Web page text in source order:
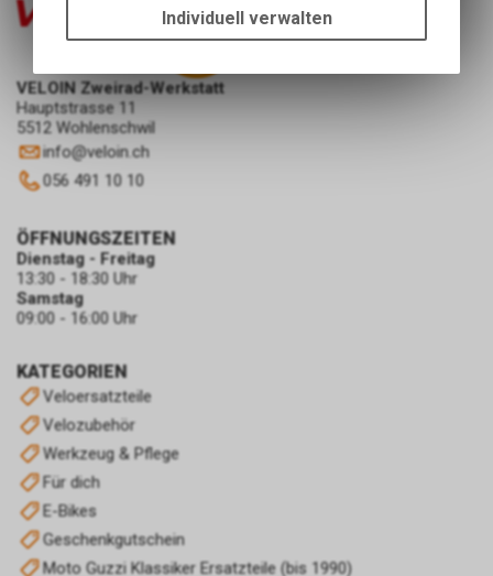
VELOIN Zweirad-Werkstatt
Hauptstrasse 11
5512 Wohlenschwil
info@veloin.ch
056 491 10 10
KATEGORIEN
Veloersatzteile
Velozubehör
Werkzeug & Pflege
Für dich
E-Bikes
Geschenkgutschein
Moto Guzzi Klassiker Ersatzteile (bis 1990)
ÖFFNUNGSZEITEN
Dienstag - Freitag
13:30 - 18:30 Uhr
Samstag
09:00 - 16:00 Uhr
um die grundlegenden
Funktionen unseres Online-
des Warenkorbs, zu
Individuell verwalten